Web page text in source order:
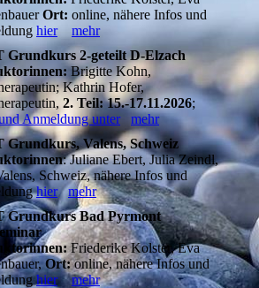
Ort: online, nähere Infos und
hier
mehr
Grundkurs 2-geteilt D-Elzach
Brigitte Kohn,
Kathrin Hofer,
2. Teil: 15.-17.11.2026;
Anmeldung unter
mehr
Grundkurs, Valens, Schweiz
: Juliane Ebert, Julia Zeindl,
Schweiz, nähere Infos und
hier
mehr
Grundkurs Bad Pyrmont
Friederike Kolster, Eva
Ort:online, nähere Infos und
hier mehr